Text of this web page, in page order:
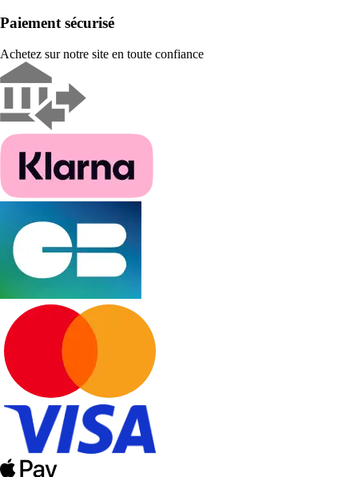
Paiement sécurisé
Achetez sur notre site en toute confiance